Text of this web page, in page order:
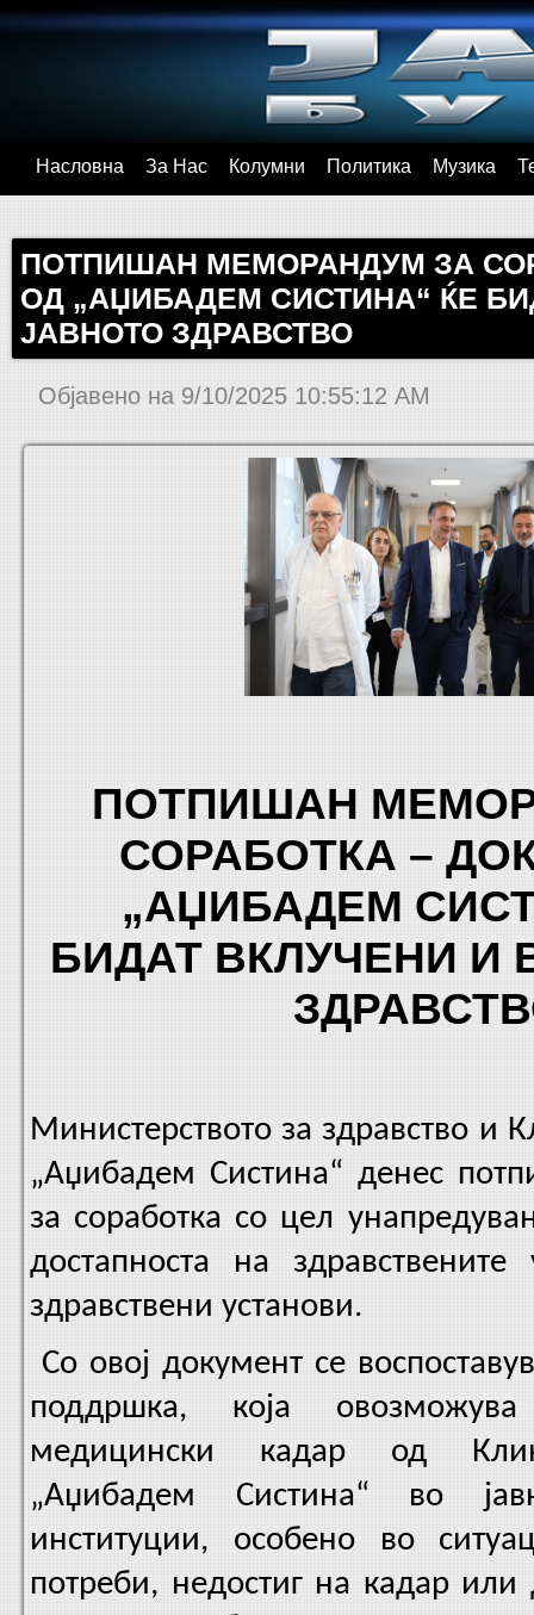
Насловна За Нас Колумни Политика Музика
ПОТПИШАН МЕМОРАНДУМ ЗА
ОД „АЏИБАДЕМ СИСТИНА“ ЌЕ
ЈАВНОТО ЗДРАВСТВО
Објавено на 9/10/2025 10:55:12 AM
ПОТПИШАН
СОРАБОТКА –
„АЏИБАДЕМ
БИДАТ ВКЛУЧЕНИ И
Министерството за здравство и
„Аџибадем Систина“ денес
за соработка со цел
достапноста на здравствените
здравствени установи.
Со овој документ се
поддршка, која
медицински кадар од
„Аџибадем Систина“ во
институции, особено во
потреби, недостиг на кадар или